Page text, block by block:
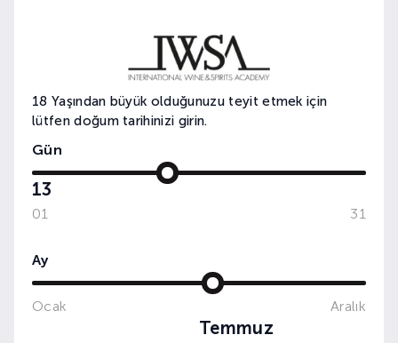
WINE&DINE: TOUR DE FRANCE
18 Yaşından büyük olduğunuzu teyit etmek için
lütfen doğum tarihinizi girin.
Gün
13
01 31
Ay
Temmuz
Ocak Aralık